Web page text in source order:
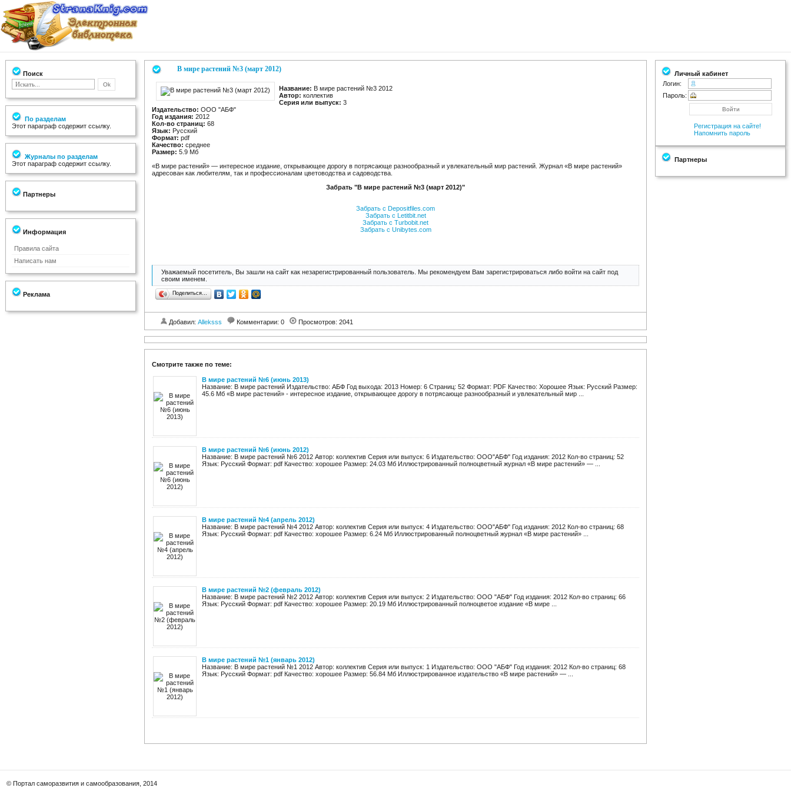
Поиск
По разделам
Этот параграф содержит ссылку.
Журналы по разделам
Этот параграф содержит ссылку.
Партнеры
Информация
Правила сайта
Написать нам
Реклама
В мире растений №3 (март 2012)
Название: В мире растений №3 2012
Автор: коллектив
Серия или выпуск: 3
Издательство: ООО "АБФ"
Год издания: 2012
Кол-во страниц: 68
Язык: Русский
Формат: pdf
Качество: среднее
Размер: 5.9 Мб
«В мире растений» — интересное издание, открывающее дорогу в потрясающе разнообразный и увлекательный мир растений. Журнал «В мире растений»
адресован как любителям, так и профессионалам цветоводства и садоводства.
Забрать "В мире растений №3 (март 2012)"
Забрать с Depositfiles.com
Забрать с Letitbit.net
Забрать с Turbobit.net
Забрать с Unibytes.com
Уважаемый посетитель, Вы зашли на сайт как незарегистрированный пользователь. Мы рекомендуем Вам зарегистрироваться либо войти на сайт под
своим именем.
Поделиться…
Добавил: Alleksss Комментарии: 0 Просмотров: 2041
Смотрите также по теме:
В мире растений №6 (июнь 2013)
Название: В мире растений Издательство: АБФ Год выхода: 2013 Номер: 6 Страниц: 52 Формат: PDF Качество: Хорошее Язык: Русский Размер:
45.6 Мб «В мире растений» - интересное издание, открывающее дорогу в потрясающе разнообразный и увлекательный мир ...
В мире растений №6 (июнь 2012)
Название: В мире растений №6 2012 Автор: коллектив Серия или выпуск: 6 Издательство: ООО"АБФ" Год издания: 2012 Кол-во страниц: 52
Язык: Русский Формат: pdf Качество: хорошее Размер: 24.03 Мб Иллюстрированный полноцветный журнал «В мире растений» — ...
В мире растений №4 (апрель 2012)
Название: В мире растений №4 2012 Автор: коллектив Серия или выпуск: 4 Издательство: ООО"АБФ" Год издания: 2012 Кол-во страниц: 68
Язык: Русский Формат: pdf Качество: хорошее Размер: 6.24 Мб Иллюстрированный полноцветный журнал «В мире растений» ...
В мире растений №2 (февраль 2012)
Название: В мире растений №2 2012 Автор: коллектив Серия или выпуск: 2 Издательство: ООО "АБФ" Год издания: 2012 Кол-во страниц: 66
Язык: Русский Формат: pdf Качество: хорошее Размер: 20.19 Мб Иллюстрированный полноцветое издание «В мире ...
В мире растений №1 (январь 2012)
Название: В мире растений №1 2012 Автор: коллектив Серия или выпуск: 1 Издательство: ООО "АБФ" Год издания: 2012 Кол-во страниц: 68
Язык: Русский Формат: pdf Качество: хорошее Размер: 56.84 Мб Иллюстрированное издательство «В мире растений» — ...
Личный кабинет
Логин:
Пароль:
Регистрация на сайте!
Напомнить пароль
Партнеры
© Портал саморазвития и самообразования, 2014